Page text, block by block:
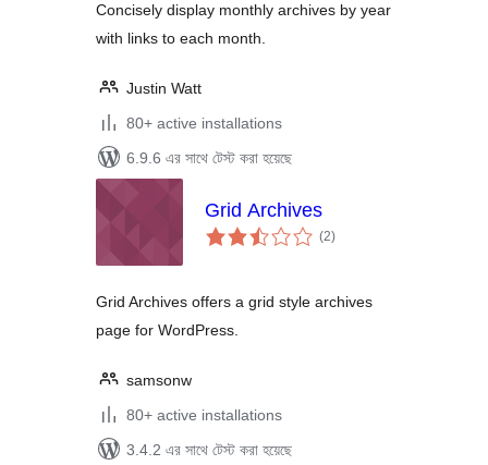
Concisely display monthly archives by year
with links to each month.
Justin Watt
80+ active installations
6.9.6 এর সাথে টেস্ট করা হয়েছে
Grid Archives
(2total
ratings
)
Grid Archives offers a grid style archives
page for WordPress.
samsonw
80+ active installations
3.4.2 এর সাথে টেস্ট করা হয়েছে